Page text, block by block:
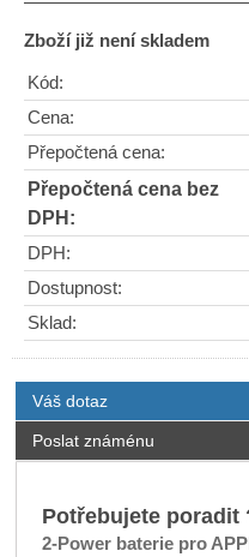
Zboží již není skladem
Kód:
Cena:
Přepočtená cena:
Přepočtená cena bez
DPH:
DPH:
Dostupnost:
Sklad:
Váš dotaz
Poslat známénu
Potřebujete poradit
2-Power baterie pro